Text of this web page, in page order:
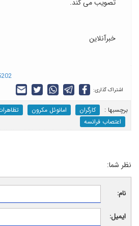
تصویب می کند.
خبرآنلاین
اشتراک گذاری:
برچسب‎ها : کارگران امانوئل مکرون
اعتصاب فرانسه
نظر شما:
نام:
ایمیل: